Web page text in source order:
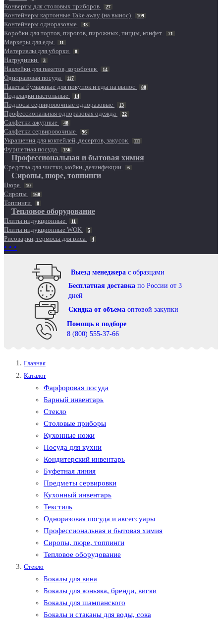
Конверты для столовых приборов 27
Контейнеры картонные Take away (на вынос) 109
Контейнеры одноразовые 33
Коробки для тортов, пирогов, пирожных, пиццы, конфет 71
Маркеры для еды 11
Материалы для уборки 8
Нагрудники 3
Наклейки для пакетов, коробочек 14
Одноразовая посуда 117
Пакеты бумажные для покупок и еды на вынос 80
Подкладки настольные 14
Подносы сервировочные одноразовые 13
Профессиональная одноразовая одежда 22
Салфетки ажурные 48
Салфетки сервировочные 96
Украшения для коктейлей, десертов, закусок 111
Фуршетная посуда 156
Профессиональная и бытовая химия
Средства для чистки, мойки, дезинфекции 6
Сиропы, пюре, топпинги
Пюре 10
Сиропы 168
Топпинги 8
Тепловое оборудование
Плиты индукционные 11
Плиты индукционные WOK 5
Рисоварки, термосы для риса 4
• • •
Выезд менеджера с образцами
Бесплатная доставка по России от 3
дней
Cкидка от объема оптовой закупки
Помощь в подборе
8 (800) 555-37-66
Главная
Каталог
Фарфоровая посуда
Барный инвентарь
Стекло
Столовые приборы
Кухонные ножи
Посуда для кухни
Кондитерский инвентарь
Буфетная линия
Предметы сервировки
Кухонный инвентарь
Текстиль
Одноразовая посуда и аксессуары
Профессиональная и бытовая химия
Сиропы, пюре, топпинги
Тепловое оборудование
Стекло
Бокалы для вина
Бокалы для коньяка, бренди, виски
Бокалы для шампанского
Бокалы и стаканы для воды, сока